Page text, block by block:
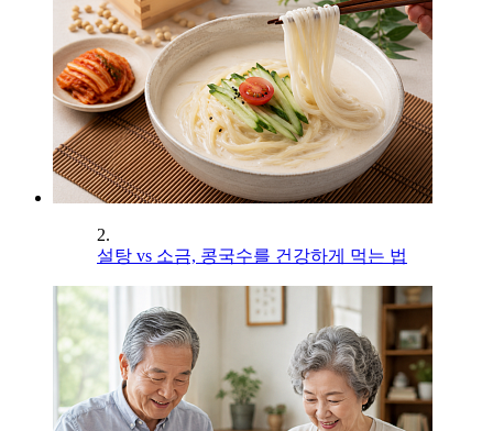
2.
설탕 vs 소금, 콩국수를 건강하게 먹는 법